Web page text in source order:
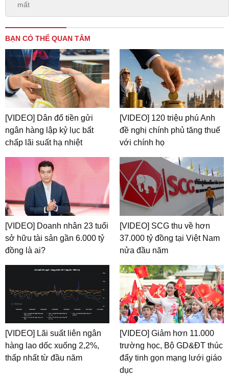
mất
BẠN CÓ THỂ QUAN TÂM
[VIDEO] Dân đổ tiền gửi
ngân hàng lập kỷ lục bất
chấp lãi suất hạ nhiệt
[VIDEO] 120 triệu phú Anh
đề nghị chính phủ tăng thuế
với chính họ
[VIDEO] Doanh nhân 23 tuổi
sở hữu tài sản gần 6.000 tỷ
đồng là ai?
[VIDEO] SCG thu về hơn
37.000 tỷ đồng tại Việt Nam
nửa đầu năm
[VIDEO] Lãi suất liên ngân
hàng lao dốc xuống 2,2%,
thấp nhất từ đầu năm
[VIDEO] Giảm hơn 11.000
trường học, Bộ GD&ĐT thúc
đẩy tinh gọn mạng lưới giáo
dục